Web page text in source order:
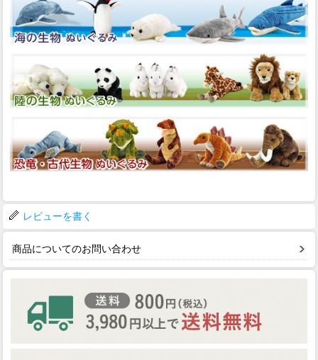
レビューを書く
商品についてのお問い合わせ